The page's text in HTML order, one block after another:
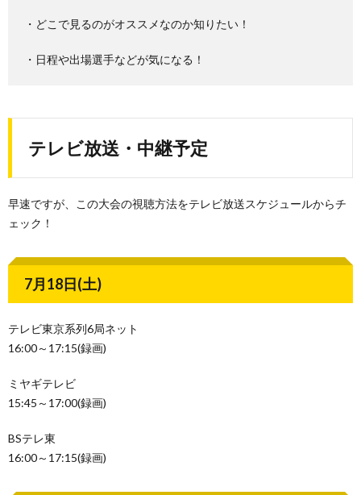
・どこで見るのがオススメなのか知りたい！
・日程や出場選手などが気になる！
テレビ放送・中継予定
早速ですが、この大会の視聴方法をテレビ放送スケジュールからチ
ェック！
7月18日(土)
テレビ東京系列6局ネット
16:00～17:15(録画)
ミヤギテレビ
15:45～17:00(録画)
BSテレ東
16:00～17:15(録画)